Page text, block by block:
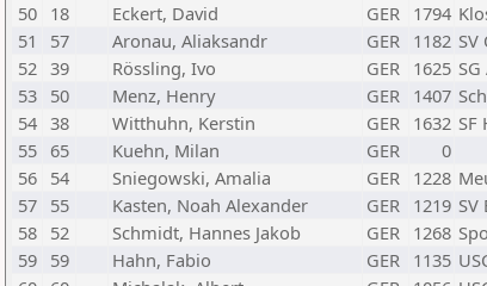
50 18 Eckert, David GER 1794
51
57 Aronau, Aliaksandr GER 1182 SV
52 39 Rössling, Ivo GER 1625
53 50 Menz, Henry GER 1407
54 38 Witthuhn, Kerstin GER 1632 SF
55 65 Kuehn, Milan GER 0
56 54 Sniegowski, Amalia GER 1228
57 55 Kasten, Noah Alexander GER 1219
58 52 Schmidt, Hannes Jakob GER 1268
59 59 Hahn, Fabio GER 1135